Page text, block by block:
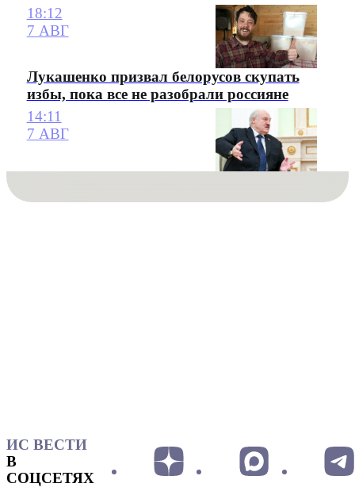
18:12
7 АВГ
Лукашенко призвал белорусов скупать
избы, пока все не разобрали россияне
14:11
7 АВГ
ИС ВЕСТИ
В
СОЦСЕТЯХ